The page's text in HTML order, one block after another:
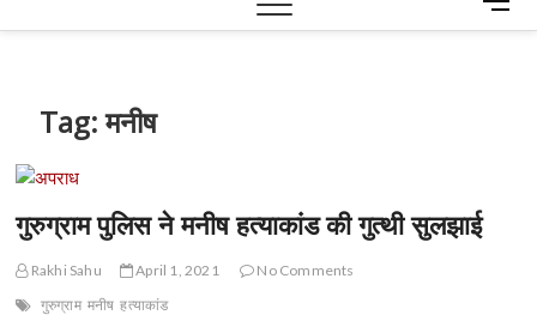
e
o
n
Tag:मनीष
गुरुग्राम पुलिस ने मनीष हत्याकांड की गुत्थी सुलझाई
Rakhi Sahu April 1, 2021
No Comments
गुरुग्राम मनीष हत्याकांड